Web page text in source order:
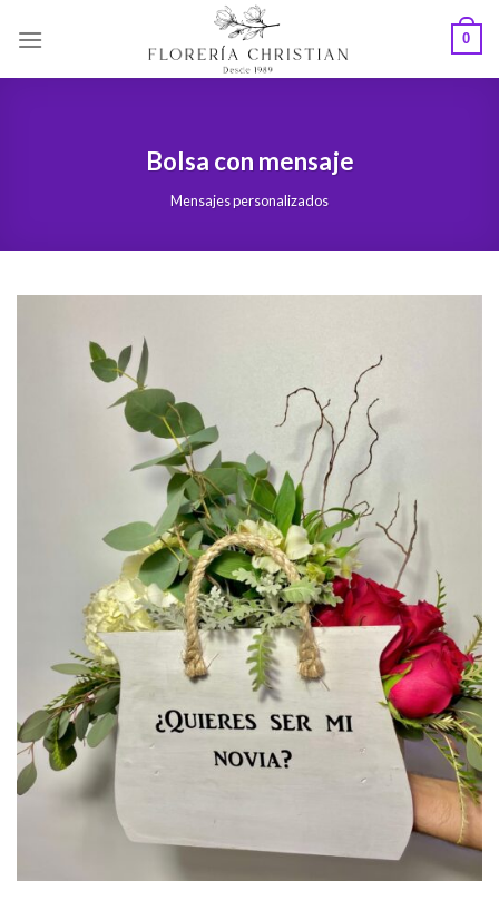
0
Bolsa con mensaje
Mensajes personalizados